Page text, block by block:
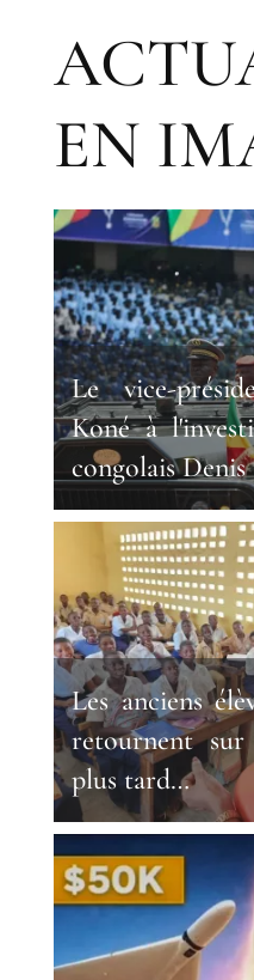
EN
Le vice-
Koné à
congolais Denis
Les anciens
retournent
plus tard…